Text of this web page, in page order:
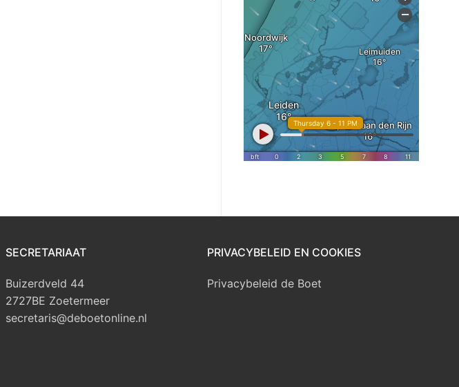
SECRETARIAAT
Buizerdveld 44
2727BE Zoetermeer
secretaris@deboetonline.nl
PRIVACYBELEID EN COOKIES
Privacybeleid de Boet